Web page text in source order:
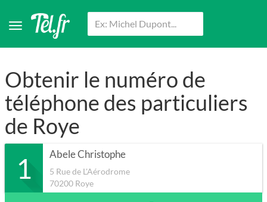
Obtenir le numéro de
téléphone des particuliers
de Roye
1 Abele Christophe
5 Rue de L'Aérodrome
70200 Roye